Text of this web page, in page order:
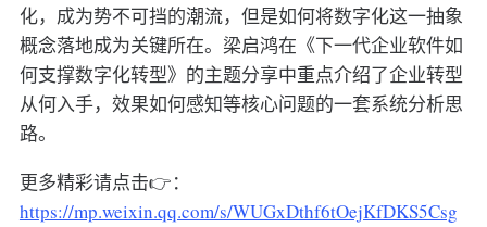
化，成为势不可挡的潮流，但是如何将数字化这一抽象
概念落地成为关键所在。梁启鸿在《下一代企业软件如
何支撑数字化转型》的主题分享中重点介绍了企业转型
从何入手，效果如何感知等核心问题的一套系统分析思
路。
更多精彩请点击👉：
https://mp.weixin.qq.com/s/WUGxDthf6tOejKfDKS5Csg